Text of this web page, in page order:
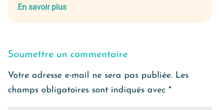
En savoir plus
Soumettre un commentaire
Votre adresse e-mail ne sera pas publiée. Les
champs obligatoires sont indiqués avec *